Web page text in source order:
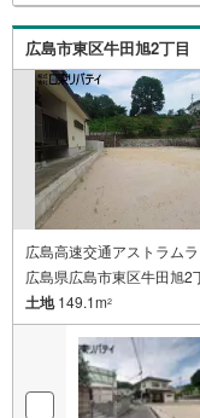
できました。
切に、お客様
東リバティ〒
広島市東区牛田旭2丁目
広島高速交通アストラム
広島県広島市東区牛田旭2
土地149.1m2